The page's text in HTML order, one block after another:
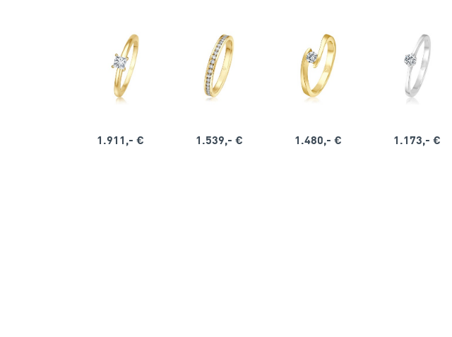
1.911,- € 1.539,- € 1.480,- € 1.173,- €